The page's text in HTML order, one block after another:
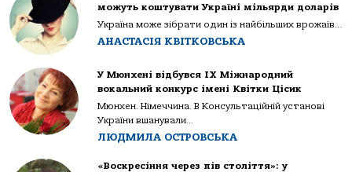
можуть коштувати Україні мільярди доларів
Україна може зібрати один із найбільших врожаїв...
АНАСТАСІЯ КВІТКОВСЬКА
У Мюнхені відбувся IX Міжнародний
вокальний конкурс імені Квітки Цісик
Мюнхен. Німеччина. В Консультаційній установі
України вшанували...
ЛЮДМИЛА ОСТРОВСЬКА
«Воскресіння через пів століття»: у